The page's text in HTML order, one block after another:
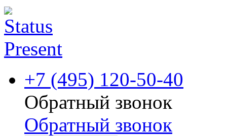
+7 (495) 120-50-40
Обратный звонок
Обратный звонок